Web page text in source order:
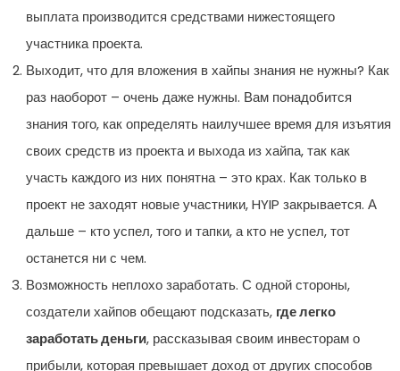
выплата производится средствами нижестоящего
участника проекта.
Выходит, что для вложения в хайпы знания не нужны? Как
раз наоборот – очень даже нужны. Вам понадобится
знания того, как определять наилучшее время для изъятия
своих средств из проекта и выхода из хайпа, так как
участь каждого из них понятна – это крах. Как только в
проект не заходят новые участники, HYIP закрывается. А
дальше – кто успел, того и тапки, а кто не успел, тот
останется ни с чем.
Возможность неплохо заработать. С одной стороны,
создатели хайпов обещают подсказать, где легко
заработать деньги, рассказывая своим инвесторам о
прибыли, которая превышает доход от других способов